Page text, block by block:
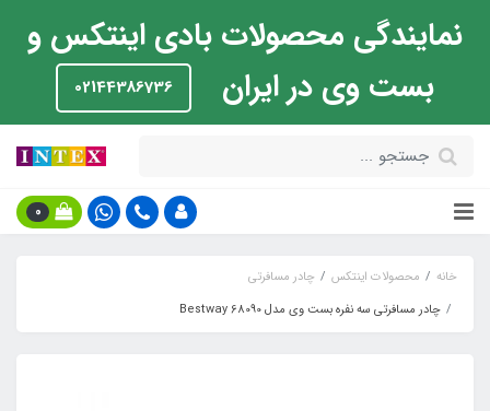
نمایندگی محصولات بادی اینتکس و
بست وی در ایران
02144386736
0
خانه محصولات اینتکس
چادر مسافرتی
چادر مسافرتی سه نفره بست وی مدل Bestway 68090